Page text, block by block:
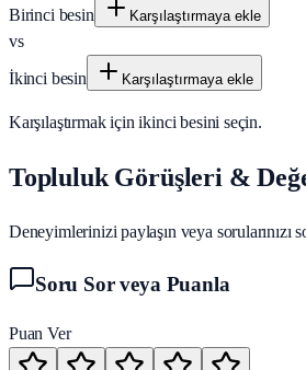
Birinci besin
Karşılaştırmaya ekle
vs
İkinci besin
Karşılaştırmaya ekle
Karşılaştırmak için ikinci besini seçin.
Topluluk Görüşleri &
Deneyimlerinizi paylaşın veya sorularınızı
Soru Sor veya Puanla
Puan Ver